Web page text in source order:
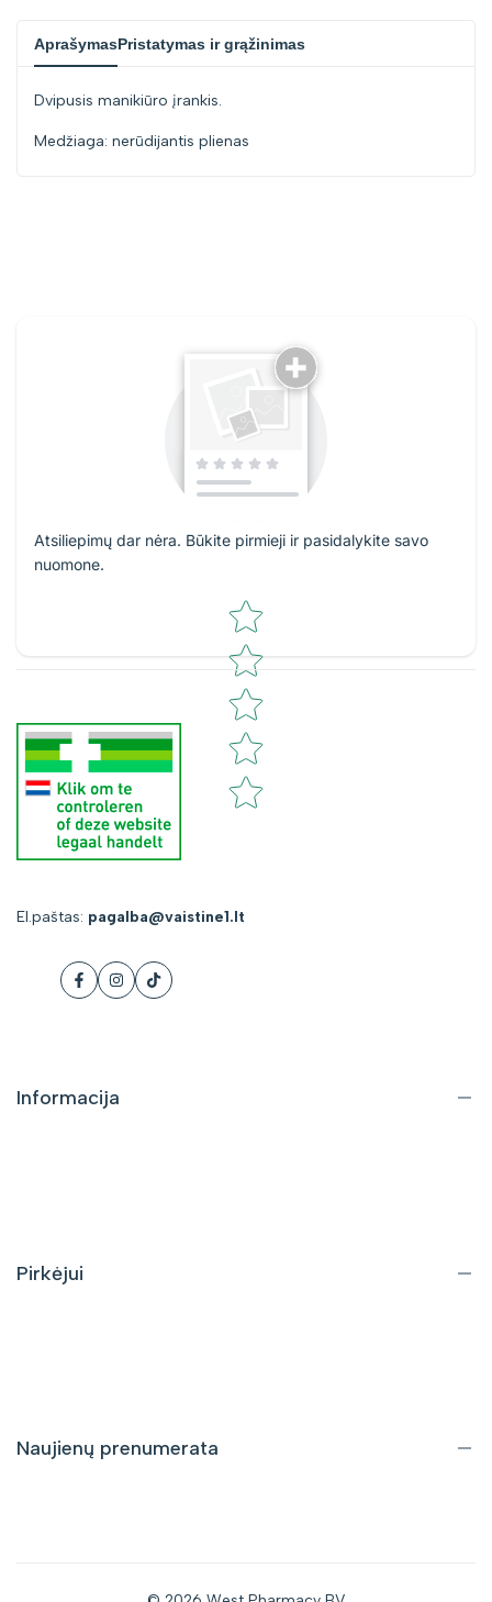
AprašymasPristatymas ir grąžinimas
Dvipusis manikiūro įrankis.
Medžiaga: nerūdijantis plienas
Atsiliepimų dar nėra. Būkite pirmieji ir pasidalykite savo
nuomone.
Star rating
El.paštas: pagalba@vaistine1.lt
Facebook
Instagram
Tiktok
Informacija
Pirkėjui
Naujienų prenumerata